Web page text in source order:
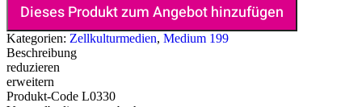
Dieses Produkt zum Angebot hinzufügen
Kategorien: Zellkulturmedien, Medium 199
Beschreibung
reduzieren
erweitern
Produkt-Code L0330